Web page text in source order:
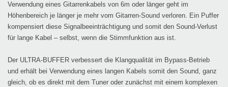
Verwendung eines Gitarrenkabels von 6m oder länger geht im
Höhenbereich je länger je mehr vom Gitarren-Sound verloren. Ein Puffer
kompensiert diese Signalbeeinträchtigung und somit den Sound-Verlust
für lange Kabel – selbst, wenn die Stimmfunktion aus ist.
Der ULTRA-BUFFER verbessert die Klangqualität im Bypass-Betrieb
und erhält bei Verwendung eines langen Kabels somit den Sound, ganz
gleich, ob es direkt mit dem Tuner oder zunächst mit einem komplexen